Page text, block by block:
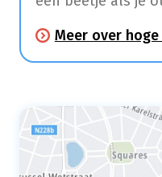
over hypertensie
bloeddruk. De bloeddruk wordt dus
de ‘onderdruk’.
Meer over